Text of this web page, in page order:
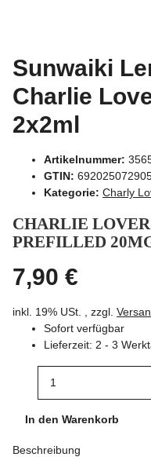
Sunwaiki
Charlie
2x2ml
Artikelnummer:
GTIN:
Kategorie: Charly
CHARLIE
PREFILLED
7,90 €
inkl. 19% USt. , zzgl.
Sofort verfügbar
Lieferzeit: 2 - 3
In den Warenkorb
Beschreibung